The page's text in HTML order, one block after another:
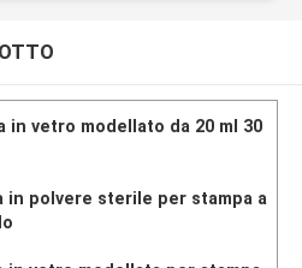
in vetro modellato da 20 ml 30
in polvere sterile per stampa a